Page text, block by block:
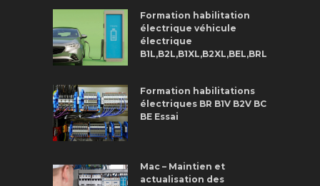
Formation habilitation
électrique véhicule
électrique
B1L,B2L,B1XL,B2XL,BEL,BRL
Formation habilitations
électriques BR B1V B2V BC
BE Essai
Mac – Maintien et
actualisation des